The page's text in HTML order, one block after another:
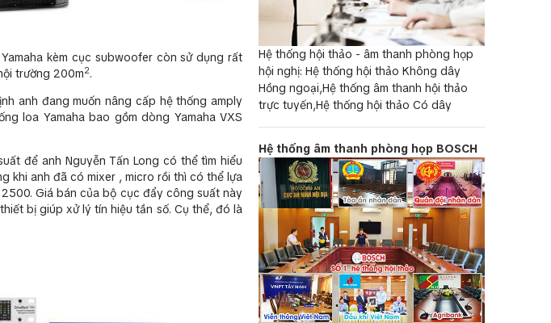
kèm cục subwoofer còn sử dụng rất
trường 200m2.
anh đang muốn nâng cấp hệ thống amply
loa Yamaha bao gồm dòng Yamaha VXS
để anh Nguyễn Tấn Long có thể tìm hiểu
khi anh đã có mixer , micro rồi thì có thể lựa
Giá bán của bộ cục đẩy công suất này
bị giúp xử lý tín hiệu tần số. Cụ thể, đó là
Hệ thống hội thảo - âm thanh phòng họp
hội nghị: Hệ thống hội thảo Không dây
Hồng ngoại,Hệ thống âm thanh hội thảo
trực tuyến,Hệ thống hội thảo Có dây
Hệ thống âm thanh phòng họp BOSCH